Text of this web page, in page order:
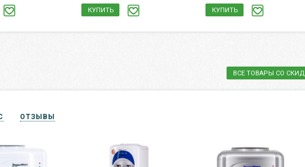
КУПИТЬ КУПИТЬ
ВСЕ ТОВАРЫ СО
ОТЗЫВЫ